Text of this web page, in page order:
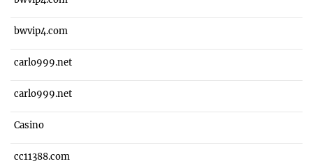
bwvip4.com
carlo999.net
carlo999.net
Casino
cc11388.com